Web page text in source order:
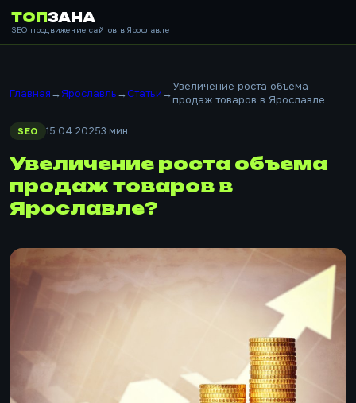
ТОП ЗАНА
SEO продвижение сайтов в Ярославле
Главная→Ярославль→Статьи→Увеличение роста объема
продаж товаров в Ярославле...
SEO 15.04.20253 мин
Увеличение роста объема
продаж товаров в
Ярославле?